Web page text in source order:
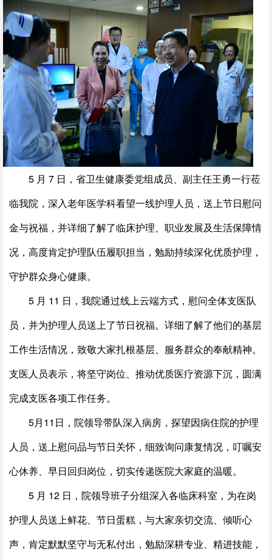
5 月 7 日，省卫生健康委党组成员、副主任王勇一行莅
临我院，深入老年医学科看望一线护理人员，送上节日慰问
金与祝福，并详细了解了临床护理、职业发展及生活保障情
况，高度肯定护理队伍履职担当，勉励持续深化优质护理，
守护群众身心健康。
5 月 11 日，我院通过线上云端方式，慰问全体支医队
员，并为护理人员送上了节日祝福。详细了解了他们的基层
工作生活情况，致敬大家扎根基层、服务群众的奉献精神。
支医人员表示，将坚守岗位、推动优质医疗资源下沉，圆满
完成支医各项工作任务。
5月11日，院领导带队深入病房，探望因病住院的护理
人员，送上慰问品与节日关怀，细致询问康复情况，叮嘱安
心休养、早日回归岗位，切实传递医院大家庭的温暖。
5 月 12 日，院领导班子分组深入各临床科室，为在岗
护理人员送上鲜花、节日蛋糕，与大家亲切交流、倾听心
声，肯定默默坚守与无私付出，勉励深耕专业、精进技能，